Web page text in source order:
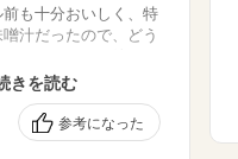
も十分おいしく、特
汁だったので、どう
すさもアップし、変
に大満足でした。お
した！
きを読む
参考になった